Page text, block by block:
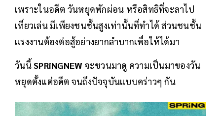
เพราะในอดีต วันหยุดพักผ่อน หรือสิทธิที่จะลาไป
เที่ยวเล่น มีเพียงชนชั้นสูงเท่านั้นที่ทำได้ ส่วนชนชั้น
แรงงานต้องต่อสู้อย่างยากลำบากเพื่อให้ได้มา
วันนี้SPRiNGNEW จะชวนมาดู ความเป็นมาของวัน
หยุดตั้งแต่อดีต จนถึงปัจจุบันแบบคร่าวๆ กัน